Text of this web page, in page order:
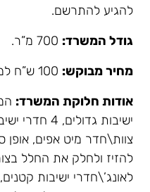
להגיע להתרשם.
גודל המשרד:
מחיר מבוקש:
אודות חלוקת המשרד:
צוות\חדר מיט אפים, אופן